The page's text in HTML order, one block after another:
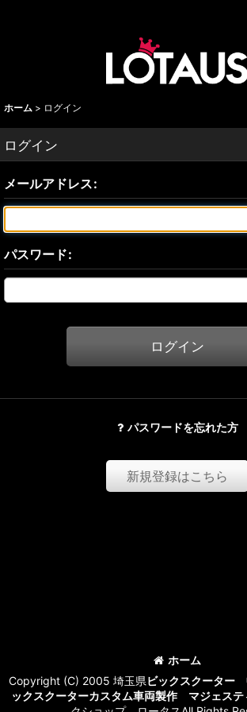
ホーム > ログイン
ログイン
メールアドレス:
パスワード:
ログイン
パスワードを忘れた方
新規登録はこちら
ホーム
Copyright (C) 2005 埼玉県ビックスクータ
ックスクーターカスタム車両製作 マジェステ